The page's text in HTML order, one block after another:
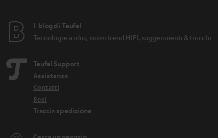
Il blog di Teufel
Tecnologie audio, nuovi trend HIFI, suggerimenti & trucchi
Teufel Support
Assistenza
Contatti
Resi
Traccia spedizione